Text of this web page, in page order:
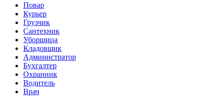
Повар
Курьер
Грузчик
Сантехник
Уборщица
Кладовщик
Администратор
Бухгалтер
Охранник
Водитель
Врач